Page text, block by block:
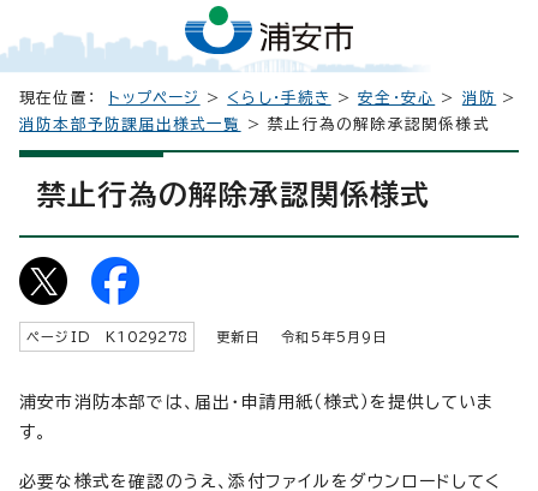
現在位置： トップページ > くらし・手続き >安全・安心 > 消防
>
消防本部予防課届出様式一覧
> 禁止行為の解除承認関係様式
禁止行為の解除承認関係様式
ページID K 1029278 更新日 令和5年5月9日
浦安市消防本部では、届出・申請用紙（様式）を提供していま
す。
必要な様式を確認のうえ、添付ファイルをダウンロードしてく